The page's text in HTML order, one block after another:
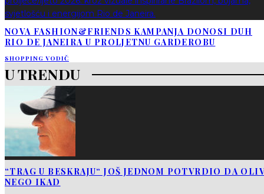
NOVA FASHION&FRIENDS KAMPANJA DONOSI DUH
RIO DE JANEIRA U PROLJETNU GARDEROBU
SHOPPING VODIČ
U TRENDU
“TRAG U BESKRAJU“ JOŠ JEDNOM POTVRDIO DA
NEGO IKAD